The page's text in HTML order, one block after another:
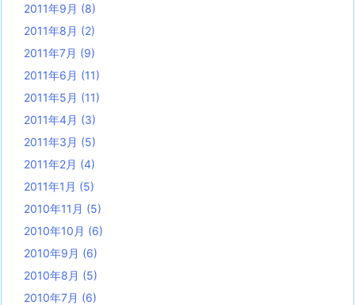
2011年9月 (8)
2011年8月 (2)
2011年7月 (9)
2011年6月 (11)
2011年5月 (11)
2011年4月 (3)
2011年3月 (5)
2011年2月 (4)
2011年1月 (5)
2010年11月 (5)
2010年10月 (6)
2010年9月 (6)
2010年8月 (5)
2010年7月 (6)